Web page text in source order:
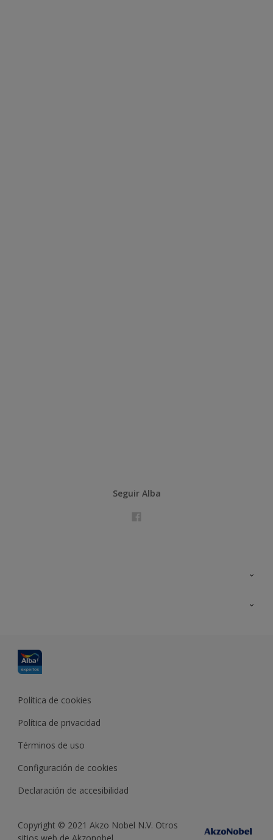
Seguir Alba
Política de cookies
Política de privacidad
Términos de uso
Configuración de cookies
Declaración de accesibilidad
Copyright © 2021 Akzo Nobel N.V. Otros
sitios web de Akzonobel